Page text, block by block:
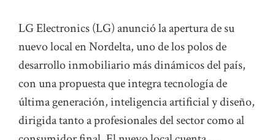
LG Electronics (LG) anunció la apertura de su
nuevo local en Nordelta, uno de los polos de
desarrollo inmobiliario más dinámicos del país,
con una propuesta que integra tecnología de
última generación, inteligencia artificial y diseño,
dirigida tanto a profesionales del sector como al